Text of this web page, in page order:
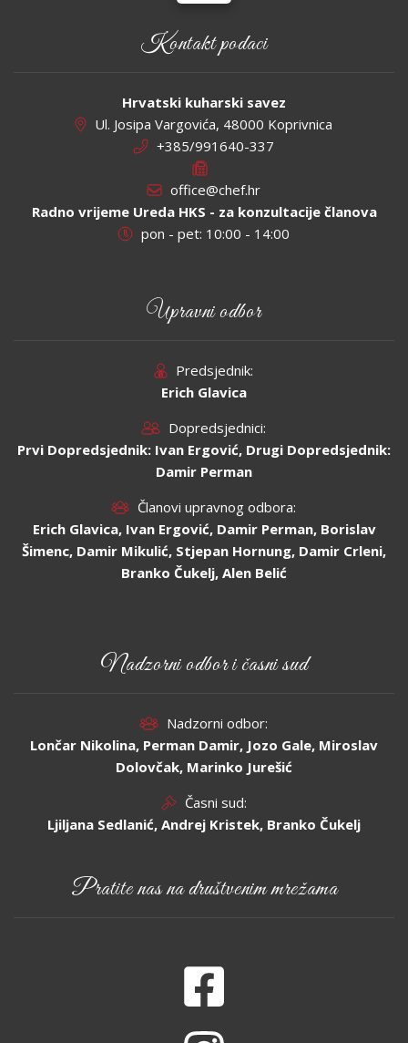
Kontakt podaci
Hrvatski kuharski savez
Ul. Josipa Vargovića, 48000 Koprivnica
+385/991640-337
office@chef.hr
Radno vrijeme Ureda HKS - za konzultacije članova
pon - pet: 10:00 - 14:00
Upravni odbor
Predsjednik:
Erich Glavica
Dopredsjednici:
Prvi Dopredsjednik: Ivan Ergović, Drugi Dopredsjednik:
Damir Perman
Članovi upravnog odbora:
Erich Glavica, Ivan Ergović, Damir Perman, Borislav
Šimenc, Damir Mikulić, Stjepan Hornung, Damir Crleni,
Branko Čukelj, Alen Belić
Nadzorni odbor i časni sud
Nadzorni odbor:
Lončar Nikolina, Perman Damir, Jozo Gale, Miroslav
Dolovčak, Marinko Jurešić
Časni sud:
Ljiljana Sedlanić, Andrej Kristek, Branko Čukelj
Pratite nas na društvenim mrežama